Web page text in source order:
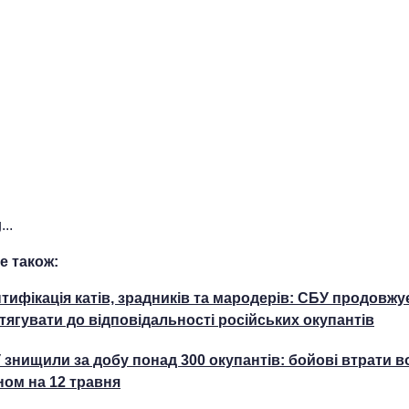
також:
катів, зрадників та мародерів: СБУ
до відповідальності російських окупантів
за добу понад 300 окупантів: бойові втрати
на 12 травня